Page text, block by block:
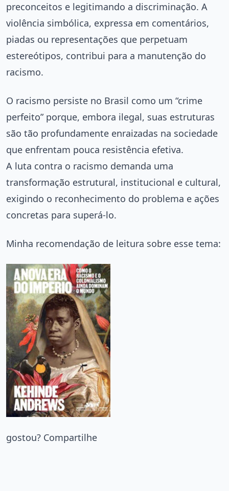
preconceitos e legitimando a discriminação. A
violência simbólica, expressa em comentários,
piadas ou representações que perpetuam
estereótipos, contribui para a manutenção do
racismo.
O racismo persiste no Brasil como um “crime
perfeito” porque, embora ilegal, suas estruturas
são tão profundamente enraizadas na sociedade
que enfrentam pouca resistência efetiva.
A luta contra o racismo demanda uma
transformação estrutural, institucional e cultural,
exigindo o reconhecimento do problema e ações
concretas para superá-lo.
Minha recomendação de leitura sobre esse tema:
gostou? Compartilhe